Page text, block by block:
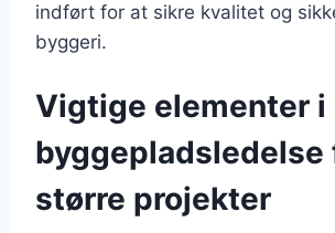
indført for at sikre kvalitet og
byggeri.
Vigtige elementer i
byggepladsledelse
større projekter